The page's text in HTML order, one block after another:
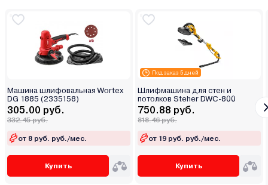
Машина шлифовальная Wortex
DG 1885 (2335158)
305.00 руб.
332.45 руб.
от 8 руб. руб./мес.
Купить
Под заказ 5 дней
Шлифмашина для стен и
потолков Steher DWC-800
750.88 руб.
818.46 руб.
от 19 руб. руб./мес.
Купить